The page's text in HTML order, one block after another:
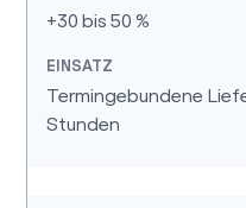
+30 bis 50 %
Termingebundene
Stunden